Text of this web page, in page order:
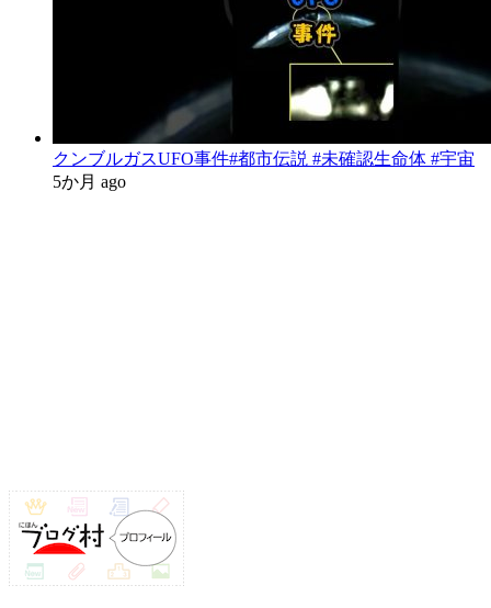
クンブルガスUFO事件#都市伝説 #未確認生命体 #宇宙
5か月 ago